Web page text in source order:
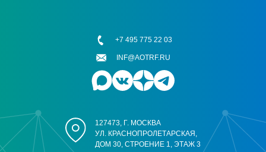
127473, Г. МОСКВА
УЛ. КРАСНОПРОЛЕТАРСКАЯ,
ДОМ 30, СТРОЕНИЕ 1, ЭТАЖ 3
+7 495 775 22 03
INF@AOTRF.RU